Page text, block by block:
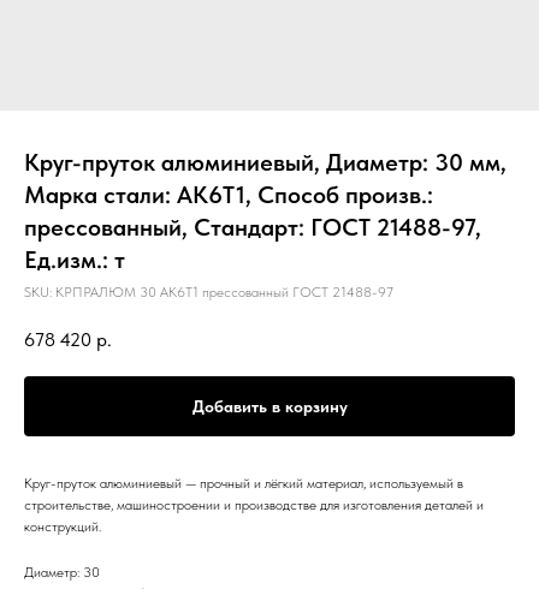
Круг-пруток алюминиевый, Диаметр: 30 мм,
Марка стали: АК6Т1, Способ произв.:
прессованный, Стандарт: ГОСТ 21488-97,
Ед.изм.: т
SKU: КРПРАЛЮМ 30 АК6Т1 прессованный ГОСТ 21488-97
678 420 р.
Добавить в корзину
Круг-пруток алюминиевый — прочный и лёгкий материал, используемый в
строительстве, машиностроении и производстве для изготовления деталей и
конструкций.
Диаметр: 30